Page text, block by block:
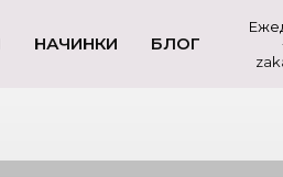
НАЧИНКИ БЛОГ